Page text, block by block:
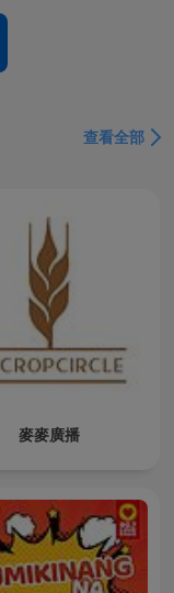
查看全部
麥麥廣播